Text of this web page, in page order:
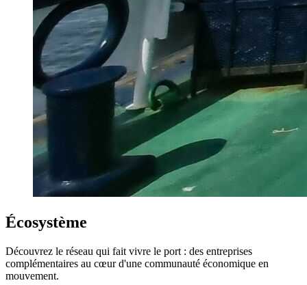
Écosystème
Découvrez le réseau qui fait vivre le port : des entreprises
complémentaires au cœur d'une communauté économique en
mouvement.